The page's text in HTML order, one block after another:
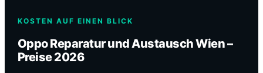
KOSTEN AUF EINEN BLICK
Oppo Reparatur und Austausch Wien –
Preise 2026